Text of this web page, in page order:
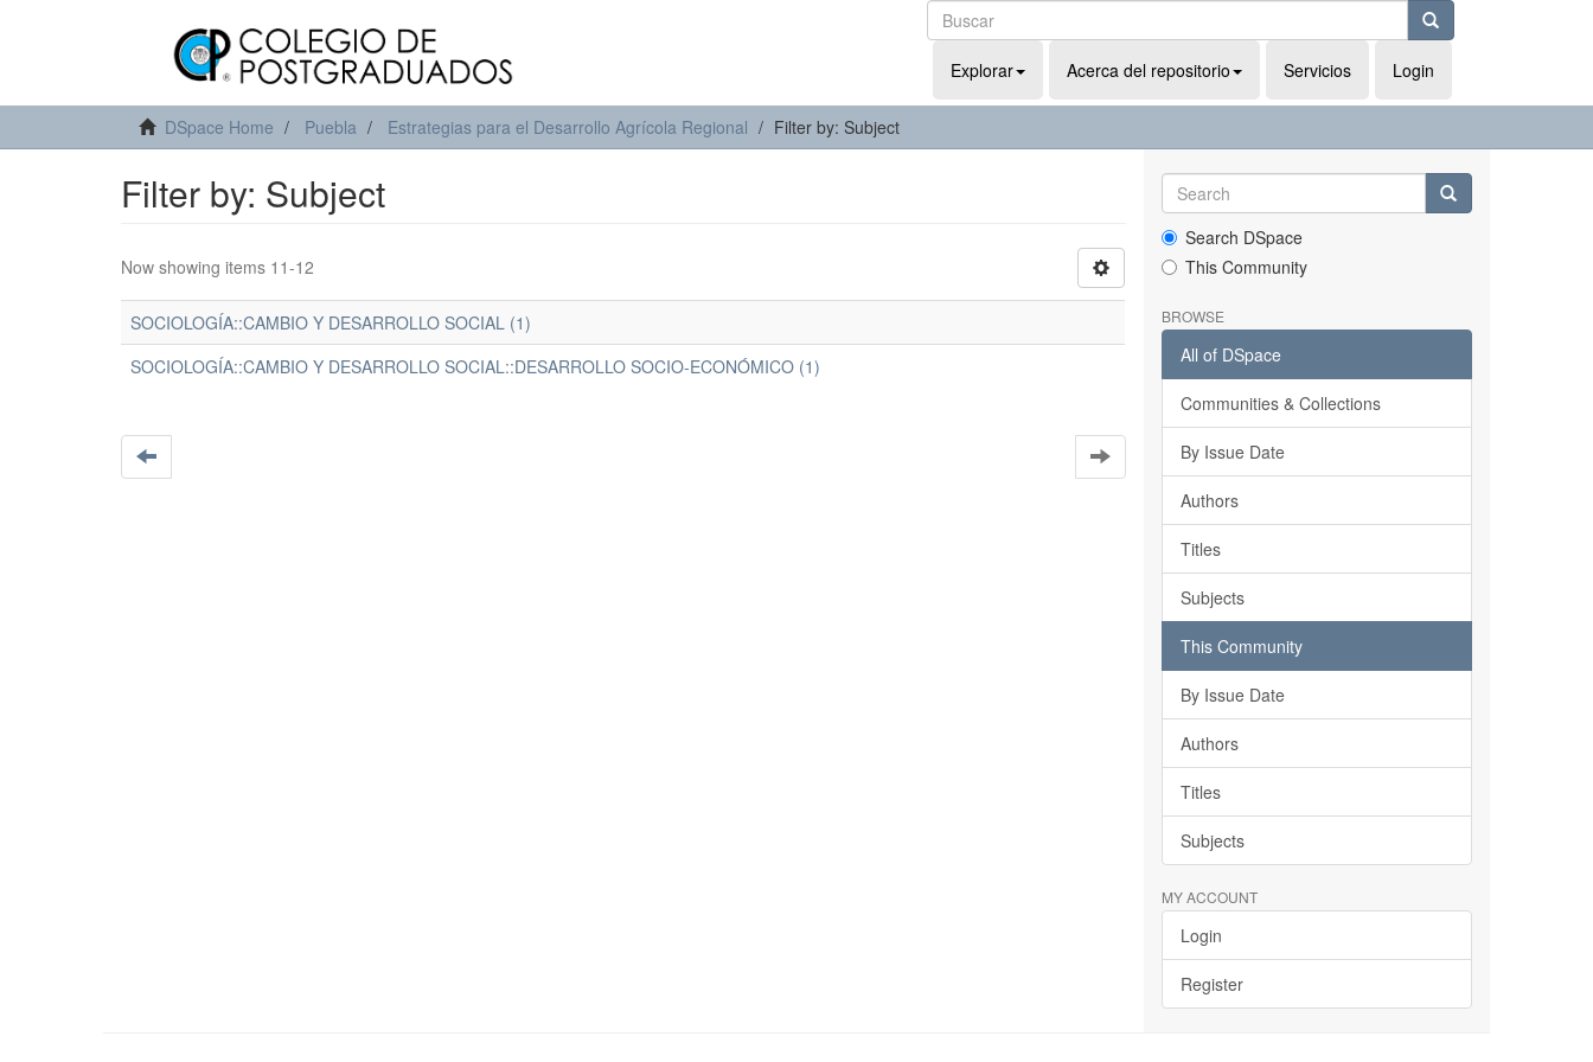
Explorar Acerca del repositorio Servicios Login
DSpace Home Puebla Estrategias para el Desarrollo Agrícola Regional Filter by: Subject
Filter by: Subject
Now showing items 11-12
SOCIOLOGÍA::CAMBIO Y DESARROLLO SOCIAL (1)
SOCIOLOGÍA::CAMBIO Y DESARROLLO SOCIAL::DESARROLLO SOCIO-ECONÓMICO (1)
Search DSpace
This Community
BROWSE
All of DSpace
Communities & Collections
By Issue Date
Authors
Titles
Subjects
This Community
By Issue Date
Authors
Titles
Subjects
MY ACCOUNT
Login
Register